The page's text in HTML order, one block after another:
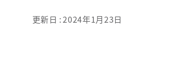
更新日 2024年1月23日